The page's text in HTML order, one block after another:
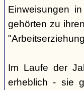
Einweisungen
gehörten zu
Im Laufe der
erheblich - sie